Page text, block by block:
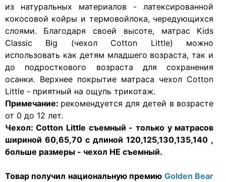
из натуральных материалов - латексированной
кокосовой койры и термовойлока, чередующихся
слоями. Благодаря своей высоте, матрас Kids
Classic Big (чехол Cotton Little) можно
использовать как детям младшего возраста, так и
до подросткового возраста для сохранения
осанки. Верхнее покрытие матраса чехол Cotton
Little - приятный на ощупь трикотаж.
Примечание: рекомендуется для детей в возрасте
от 0 до 12 лет.
Чехол: Cotton Little съемный - только у матрасов
шириной 60,65,70 с длиной 120,125,130,135,140 ,
больше размеры- чехол НЕ съемный.
Товар получил национальную премию Golden Bear